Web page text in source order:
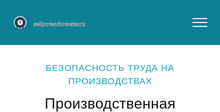
БЕЗОПАСНОСТЬ ТРУДА НА
ПРОИЗВОДСТВАХ
Производственная